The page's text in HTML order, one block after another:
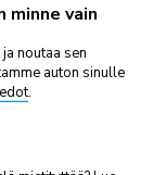
minne vain
noutaa sen
auton sinulle
.